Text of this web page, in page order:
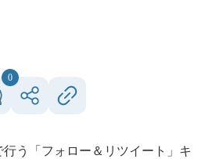
0
う「フォロー＆リツイート」キ